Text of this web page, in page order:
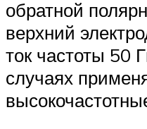
обратной
верхний
ток частоты 50
случаях